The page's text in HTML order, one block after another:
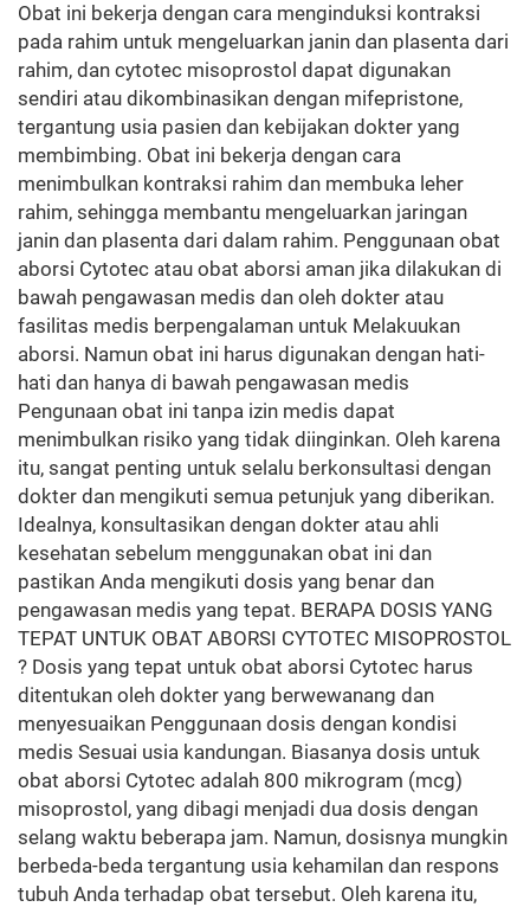
Obat ini bekerja dengan cara menginduksi kontraksi
pada rahim untuk mengeluarkan janin dan plasenta dari
rahim, dan cytotec misoprostol dapat digunakan
sendiri atau dikombinasikan dengan mifepristone,
tergantung usia pasien dan kebijakan dokter yang
membimbing. Obat ini bekerja dengan cara
menimbulkan kontraksi rahim dan membuka leher
rahim, sehingga membantu mengeluarkan jaringan
janin dan plasenta dari dalam rahim. Penggunaan obat
aborsi Cytotec atau obat aborsi aman jika dilakukan di
bawah pengawasan medis dan oleh dokter atau
fasilitas medis berpengalaman untuk Melakuukan
aborsi. Namun obat ini harus digunakan dengan hati-
hati dan hanya di bawah pengawasan medis
Pengunaan obat ini tanpa izin medis dapat
menimbulkan risiko yang tidak diinginkan. Oleh karena
itu, sangat penting untuk selalu berkonsultasi dengan
dokter dan mengikuti semua petunjuk yang diberikan.
Idealnya, konsultasikan dengan dokter atau ahli
kesehatan sebelum menggunakan obat ini dan
pastikan Anda mengikuti dosis yang benar dan
pengawasan medis yang tepat. BERAPA DOSIS YANG
TEPAT UNTUK OBAT ABORSI CYTOTEC MISOPROSTOL
? Dosis yang tepat untuk obat aborsi Cytotec harus
ditentukan oleh dokter yang berwewanang dan
menyesuaikan Penggunaan dosis dengan kondisi
medis Sesuai usia kandungan. Biasanya dosis untuk
obat aborsi Cytotec adalah 800 mikrogram (mcg)
misoprostol, yang dibagi menjadi dua dosis dengan
selang waktu beberapa jam. Namun, dosisnya mungkin
berbeda-beda tergantung usia kehamilan dan respons
tubuh Anda terhadap obat tersebut. Oleh karena itu,